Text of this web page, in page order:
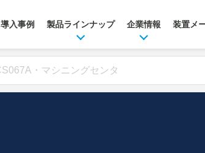
導入事例 製品ラインナップ 企業情報 装置メ